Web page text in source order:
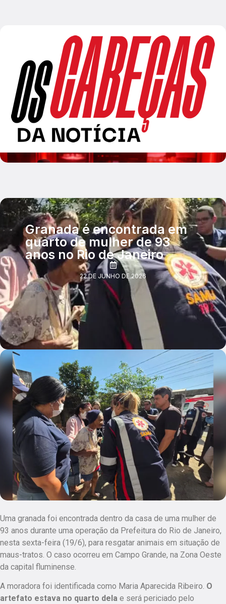
Granada é encontrada em
quarto de mulher de 93
anos no Rio de Janeiro
22 DE JUNHO DE 2026
Uma granada foi encontrada dentro da casa de uma mulher de
93 anos durante uma operação da Prefeitura do Rio de Janeiro,
nesta sexta-feira (19/6), para resgatar animais em situação de
maus-tratos. O caso ocorreu em Campo Grande, na Zona Oeste
da capital fluminense.
A moradora foi identificada como Maria Aparecida Ribeiro. O
artefato estava no quarto dela e será periciado pelo